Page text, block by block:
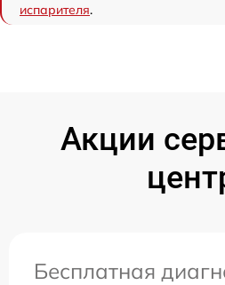
испарителя.
Акции
Бесплатная